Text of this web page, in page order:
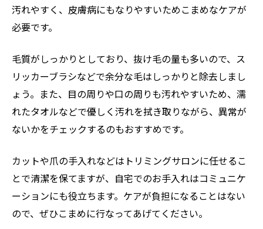
汚れやすく、皮膚病にもなりやすいためこまめなケアが
必要です。
毛質がしっかりとしており、抜け毛の量も多いので、ス
リッカーブラシなどで余分な毛はしっかりと除去しまし
ょう。また、目の周りや口の周りも汚れやすいため、濡
れたタオルなどで優しく汚れを拭き取りながら、異常が
ないかをチェックするのもおすすめです。
カットや爪の手入れなどはトリミングサロンに任せるこ
とで清潔を保てますが、自宅でのお手入れはコミュニケ
ーションにも役立ちます。ケアが負担になることはない
ので、ぜひこまめに行なってあげてください。